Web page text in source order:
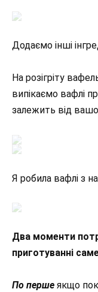
Додаємо інші
На розігріту
випікаємо вафлі
залежить від
Я робила вафлі з
Два моменти
приготуванні
По перше якщо